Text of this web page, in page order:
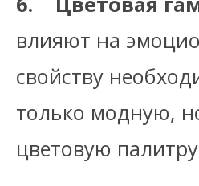
влияют на
свойству
только модную,
цветовую